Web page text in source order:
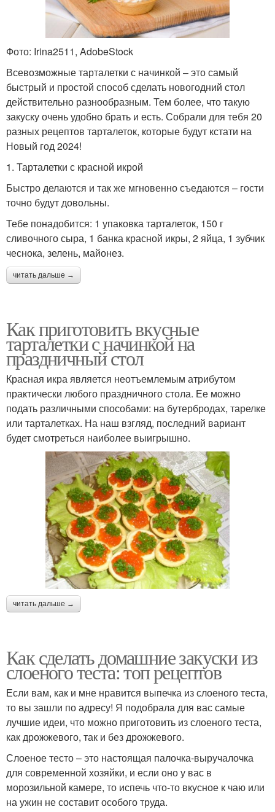
Фото: Irina2511, AdobeStock
Всевозможные тарталетки с начинкой – это самый
быстрый и простой способ сделать новогодний стол
действительно разнообразным. Тем более, что такую
закуску очень удобно брать и есть. Собрали для тебя 20
разных рецептов тарталеток, которые будут кстати на
Новый год 2024!
1. Тарталетки с красной икрой
Быстро делаются и так же мгновенно съедаются – гости
точно будут довольны.
Тебе понадобится: 1 упаковка тарталеток, 150 г
сливочного сыра, 1 банка красной икры, 2 яйца, 1 зубчик
чеснока, зелень, майонез.
читать дальше →
Как приготовить вкусные
тарталетки с начинкой на
праздничный стол
Красная икра является неотъемлемым атрибутом
практически любого праздничного стола. Ее можно
подать различными способами: на бутербродах, тарелке
или тарталетках. На наш взгляд, последний вариант
будет смотреться наиболее выигрышно.
читать дальше →
Как сделать домашние закуски из
слоеного теста: топ рецептов
Если вам, как и мне нравится выпечка из слоеного теста,
то вы зашли по адресу! Я подобрала для вас самые
лучшие идеи, что можно приготовить из слоеного теста,
как дрожжевого, так и без дрожжевого.
Слоеное тесто – это настоящая палочка-выручалочка
для современной хозяйки, и если оно у вас в
морозильной камере, то испечь что-то вкусное к чаю или
на ужин не составит особого труда.